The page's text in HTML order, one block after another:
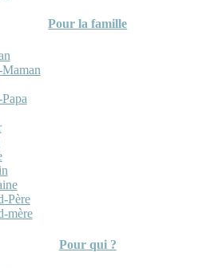
Pour la famille
Père
mère
Pour qui ?